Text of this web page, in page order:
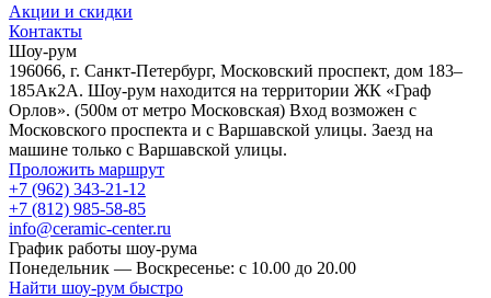
Акции и скидки
Контакты
Шоу-рум
196066, г. Санкт-Петербург, Московский проспект, дом 183–
185Ак2А. Шоу-рум находится на территории ЖК «Граф
Орлов». (500м от метро Московская) Вход возможен с
Московского проспекта и с Варшавской улицы. Заезд на
машине только с Варшавской улицы.
Проложить маршрут
+7 (962) 343-21-12
+7 (812) 985-58-85
info@ceramic-center.ru
График работы шоу-рума
Понедельник — Воскресенье: с 10.00 до 20.00
Найти шоу-рум быстро